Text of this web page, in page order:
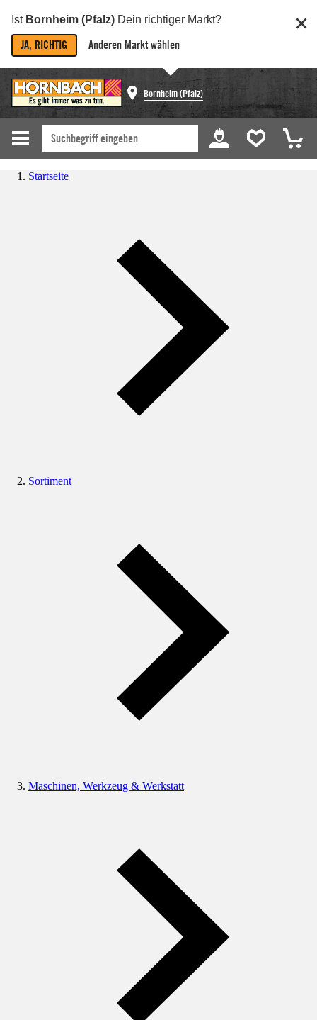
Ist Bornheim (Pfalz) Dein richtiger Markt?
JA, RICHTIG Anderen Markt wählen
Bornheim (Pfalz)
Startseite
Sortiment
Maschinen, Werkzeug & Werkstatt